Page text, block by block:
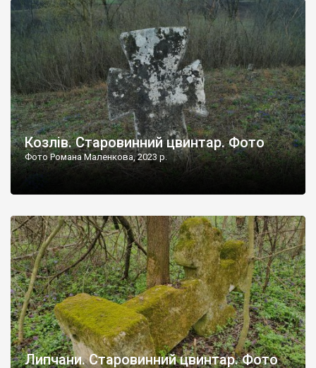
не видно, але видно дві стареньких колії у траві – […]
Козлів. Старовинний цвинтар. Фото
Фото Романа Маленкова, 2023 р.
Липчани. Старовинний цвинтар. Фото